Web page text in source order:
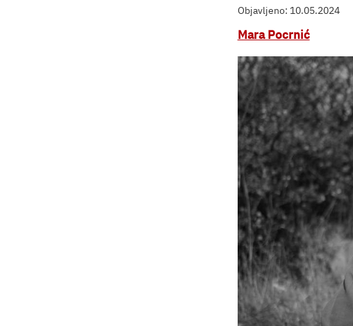
Objavljeno: 10.05.2024
Mara Pocrnić